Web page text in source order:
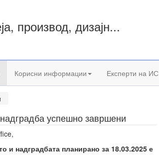
производ, дизајн...
Корисни информации Експерти на ИС
успешно завршени
и надградбата планирано за 18.03.2025 е